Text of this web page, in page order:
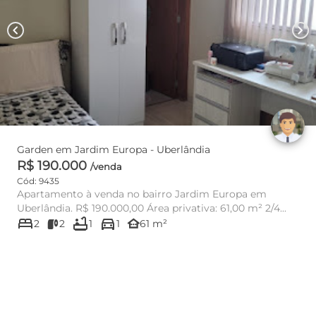
chevron_left chevron_right
Garden em Jardim Europa - Uberlândia
R$ 190.000 /venda
Cód: 9435
Apartamento à venda no bairro Jardim Europa em
Uberlândia. R$ 190.000,00 Área privativa: 61,00 m² 2/4...
bed2 2 bathtub1 directions_car1 other_houses61 m²